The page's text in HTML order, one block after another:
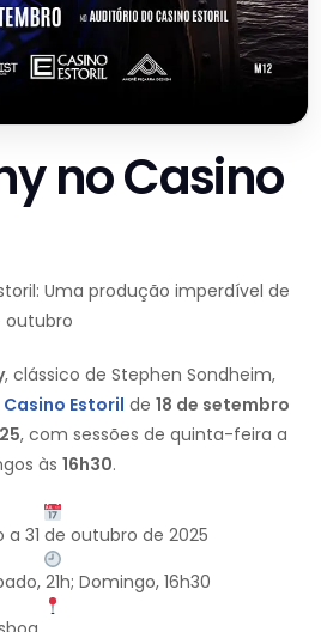
no Casino
Uma produção imperdível de
outubro
, clássico de Stephen Sondheim,
Casino Estoril de 18 de setembro
, com sessões de quinta-feira a
às 16h30.
a 31 de outubro de 2025
21h; Domingo, 16h30